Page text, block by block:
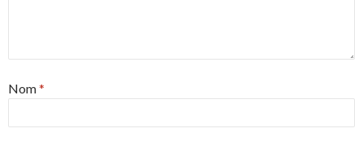
Nom*